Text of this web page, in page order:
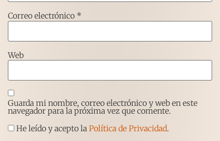
Correo electrónico *
Web
Guarda mi nombre, correo electrónico y web en este
navegador para la próxima vez que comente.
He leído y acepto la Política de Privacidad.